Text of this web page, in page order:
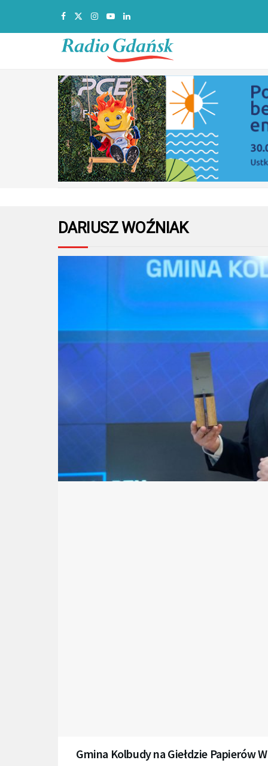
DARIUSZ WOŹNIAK
Gmina Kolbudy na Giełdzie Papierów